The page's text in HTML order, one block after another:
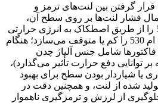
ترمز ام وی ام 530 با قرار گرفتن بین لنت‌های ترمز و
فشار لنت‌ها بر روی سطح آن،
انرژی جنبشی ام وی ام 530 را از طریق اصطکاک به انرژی حرارتی
تبدیل کرده و سرعت ام وی ام 530 را کم یا متوقف می‌سازد؛ هنگام
شامل جنس آلیاژ چدن
توانایی دفع حرارت تأثیر می‌گذارد)،
یا شیاردار بودن سطح برای بهبود
شده از لنت، و همچنین دقت در
از لرزش و ترمزگیری ناهموار